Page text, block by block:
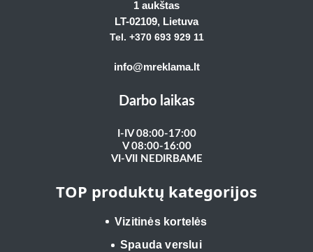
1 aukštas
LT-02109, Lietuva
Tel. +370 693 929 11
info@mreklama.lt
Darbo laikas
I-IV 08:00-17:00
V 08:00-16:00
VI-VII NEDIRBAME
TOP produktų kategorijos
Vizitinės kortelės
Spauda verslui